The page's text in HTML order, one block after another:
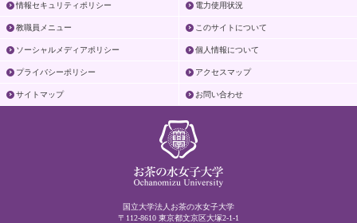
情報セキュリティポリシー 電力使用状況
教職員メニュー このサイトについて
ソーシャルメディアポリシー 個人情報について
プライバシーポリシー アクセスマップ
サイトマップ お問い合わせ
国立大学法人お茶の水女子大学
〒112-8610 東京都文京区大塚2-1-1